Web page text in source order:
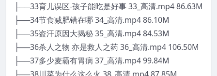
├──33育儿误区-孩子能吃是好事 33_高清.mp4 86.63M
├──34节食减肥错在哪 34_高清.mp4 86.10M
├──35盗汗原因大揭秘 35_高清.mp4 84.53M
├──36杀人之物 亦是救人之药 36_高清.mp4 106.50M
├──37多少麦霸有胃病 37_高清.mp4 99.84M